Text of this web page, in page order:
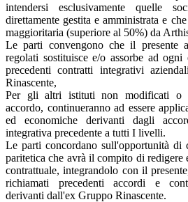
intendersi esclusivamente quelle
direttamente gestita e amministrata e
maggioritaria (superiore al 50%) da
Le parti convengono che il presente
regolati sostituisce e/o assorbe ad
precedenti contratti integrativi
Rinascente,
Per gli altri istituti non modificati o
accordo, continueranno ad essere
ed economiche derivanti dagli
integrativa precedente a tutti I livelli.
Le parti concordano sull'opportunità di
paritetica che avrà il compito di
contrattuale, integrandolo con il
richiamati precedenti accordi e
derivanti dall'ex Gruppo Rinascente.